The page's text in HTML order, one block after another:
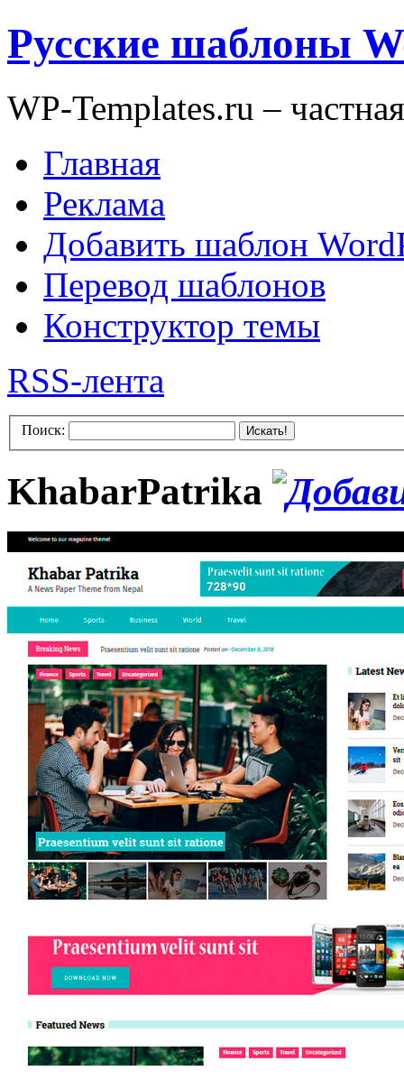
Русские шаблоны
WP-Templates.ru –
Главная
Реклама
Добавить шаблон
Перевод шаблонов
Конструктор темы
RSS-лента
Поиск: Искать!
KhabarPatrika